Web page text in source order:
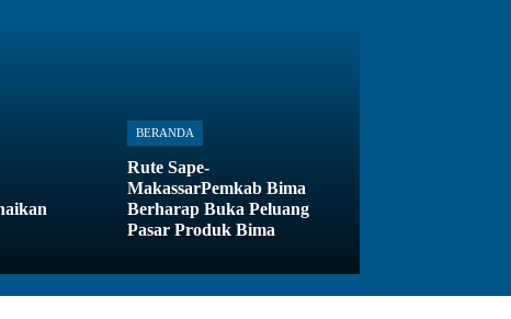
BERANDA
Rute Sape-
MakassarPemkab Bima
Berharap Buka Peluang
Pasar Produk Bima